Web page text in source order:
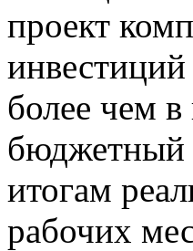
проект
более чем
бюджетный
итогам
рабочих